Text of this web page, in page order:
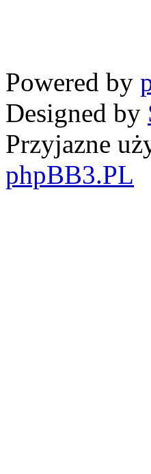
Powered by
Designed by
Przyjazne
phpBB3.PL